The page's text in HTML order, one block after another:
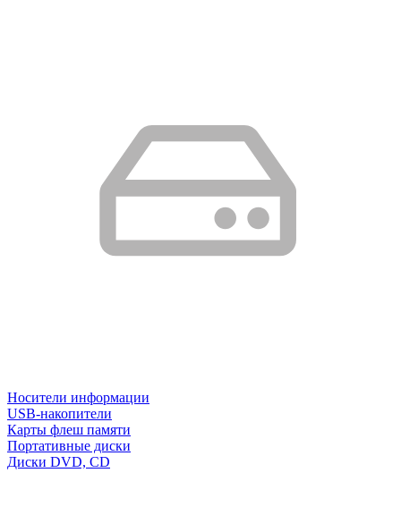
Носители информации
USB-накопители
Карты флеш памяти
Портативные диски
Диски DVD, CD